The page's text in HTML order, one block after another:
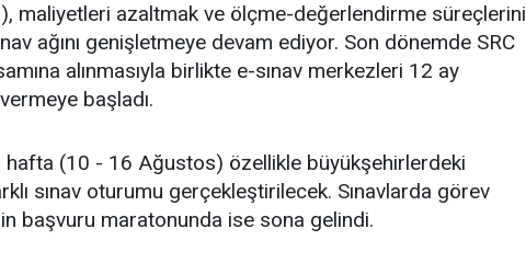
maliyetleri azaltmak ve ölçme-değerlendirme süreçlerini
ağını genişletmeye devam ediyor. Son dönemde SRC
alınmasıyla birlikte e-sınav merkezleri 12 ay
başladı.
hafta (10 - 16 Ağustos) özellikle büyükşehirlerdeki
sınav oturumu gerçekleştirilecek. Sınavlarda görev
başvuru maratonunda ise sona gelindi.